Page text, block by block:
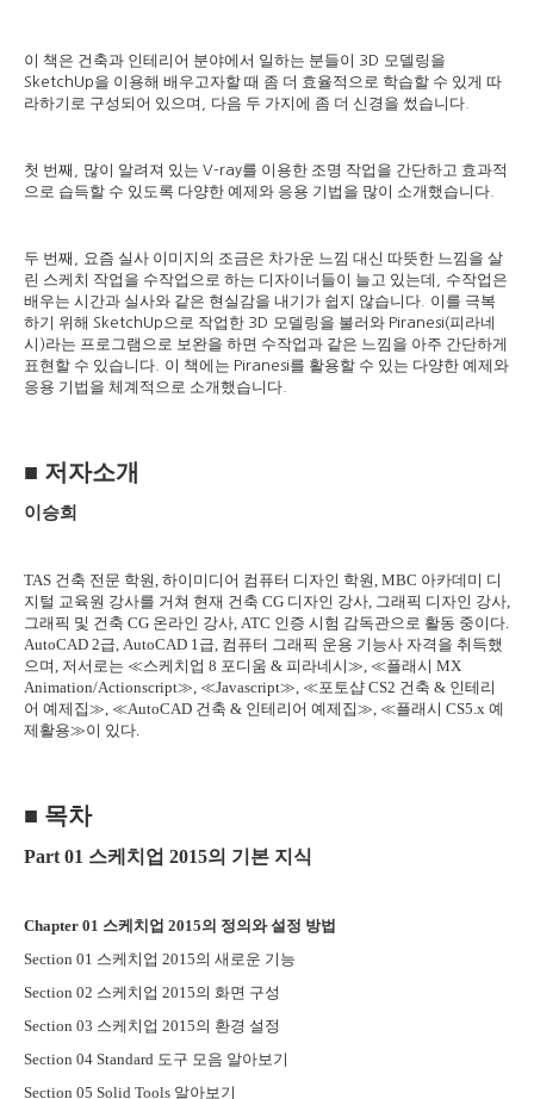
이 책은 건축과 인테리어 분야에서 일하는 분들이 3D 모델링을
SketchUp을 이용해 배우고자할 때 좀 더 효율적으로 학습할 수 있게 따
라하기로 구성되어 있으며
다음 두 가지에 좀 더 신경을 썼습니다
첫 번째 많이 알려져 있는 V-ray를 이용한 조명 작업을 간단하고 효과적
으로 습득할 수 있도록 다양한 예제와 응용 기법을 많이 소개했습니다
두 번째
요즘 실사 이미지의 조금은 차가운 느낌 대신 따뜻한 느낌을 살
린 스케치 작업을 수작업으로 하는 디자이너들이 늘고 있는데
수작업은
배우는 시간과 실사와 같은 현실감을 내기가 쉽지 않습니다 이를 극복
하기 위해 SketchUp 으로 작업한 3D 모델링을 불러와 Piranesi(피라네
시 )라는 프로그램으로 보완을 하면 수작업과 같은 느낌을 아주 간단하게
표현할 수 있습니다 이 책에는 Piranesi를 활용할 수 있는 다양한 예제와
응용 기법을 체계적으로 소개했습니다
■ 저자소개
이승희
TAS 건축 전문 학원 하이미디어 컴퓨터 디자인 학원 , MBC 아카데미 디
지털 교육원 강사를 거쳐 현재 건축 CG 디자인 강사 그래픽 디자인 강사
그래픽 및 건축 CG 온라인 강사 , ATC 인증 시험 감독관으로 활동 중이다
AutoCAD 2급 , AutoCAD 1 급 컴퓨터 그래픽 운용 기능사 자격을 취득했
으며 저서로는 ≪스케치업 8 포디움 & 피라네시≫ ≪플래시 MX
Animation/Actionscript≫ ≪Javascript≫ ≪포토샵 CS2 건축 & 인테리
어 예제집≫ ≪AutoCAD 건축 & 인테리어 예제집≫ ≪플래시 CS5.x 예
제활용≫이 있다
■ 목차
Part 01 스케치업 2015의 기본 지식
Chapter 01 스케치업 2015의 정의와 설정 방법
Section 01 스케치업 2015의 새로운 기능
Section 02 스케치업 2015의 화면 구성
Section 03 스케치업 2015의 환경 설정
Section 04 Standard 도구 모음 알아보기
Section 05 Solid Tools 알아보기